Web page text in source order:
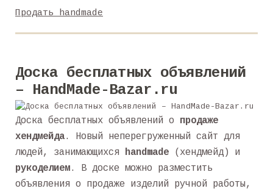
Продать handmade
Доска бесплатных объявлений
– HandMade-Bazar.ru
Доска бесплатных объявлений о продаже
хендмейда. Новый неперегруженный сайт для
людей, занимающихся handmade (хендмейд) и
рукоделием. В доске можно разместить
объявления о продаже изделий ручной работы,